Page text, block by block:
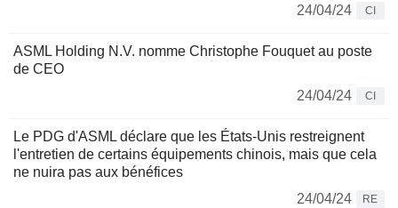
24/04/24
CI
ASML Holding N.V. nomme Christophe Fouquet au poste
de CEO
24/04/24
CI
Le PDG d'ASML déclare que les États-Unis restreignent
l'entretien de certains équipements chinois, mais que cela
ne nuira pas aux bénéfices
24/04/24
RE